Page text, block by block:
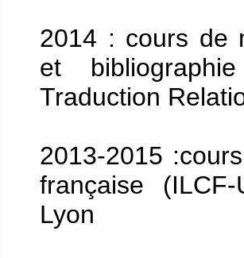
2014 : cours de
et
Traduction
2013-2015
française
Lyon